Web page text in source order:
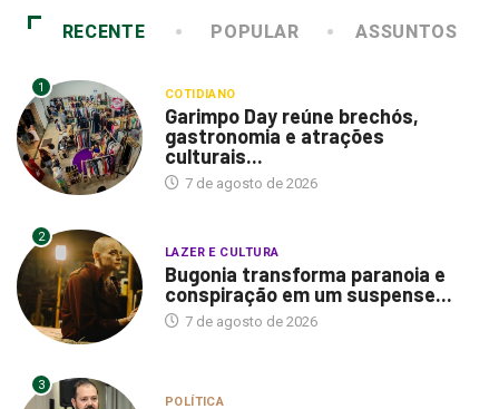
RECENTE POPULAR ASSUNTOS
1 COTIDIANO
Garimpo Day reúne brechós,
gastronomia e atrações
culturais...
7 de agosto de 2026
2
LAZER E CULTURA
Bugonia transforma paranoia e
conspiração em um suspense...
7 de agosto de 2026
3
POLÍTICA